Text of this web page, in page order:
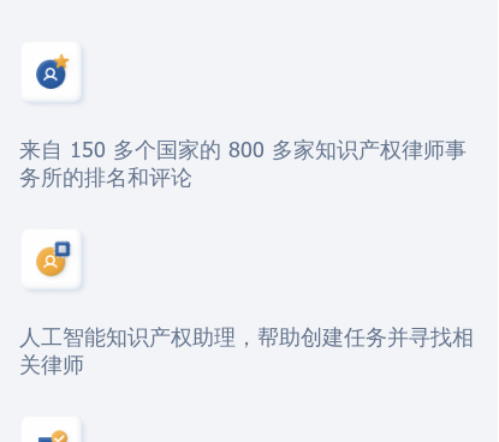
来自 150 多个国家的 800 多家知识产权律师事
务所的排名和评论
人工智能知识产权助理，帮助创建任务并寻找相
关律师